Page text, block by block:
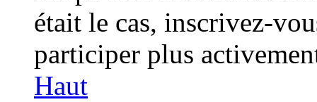
était le cas, inscrivez-
participer plus
Haut